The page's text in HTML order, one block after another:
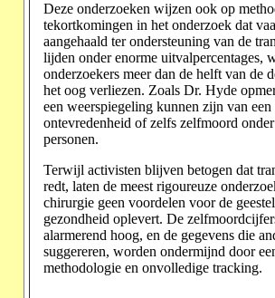
Deze onderzoeken wijzen ook op
tekortkomingen in het onderzoek dat
aangehaald ter ondersteuning van de
lijden onder enorme uitvalpercentages,
onderzoekers meer dan de helft van de
het oog verliezen. Zoals Dr. Hyde
een weerspiegeling kunnen zijn van een
ontevredenheid of zelfs zelfmoord
personen.
Terwijl activisten blijven betogen dat
redt, laten de meest rigoureuze
chirurgie geen voordelen voor de
gezondheid oplevert. De
alarmerend hoog, en de gegevens die
suggereren, worden ondermijnd door
methodologie en onvolledige tracking.